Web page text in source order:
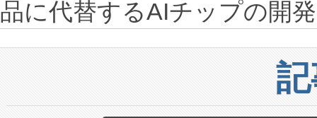
品に代替するAIチップの開